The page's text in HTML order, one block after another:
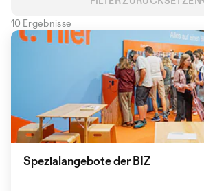
10 Ergebnisse
Spezialangebote der BIZ